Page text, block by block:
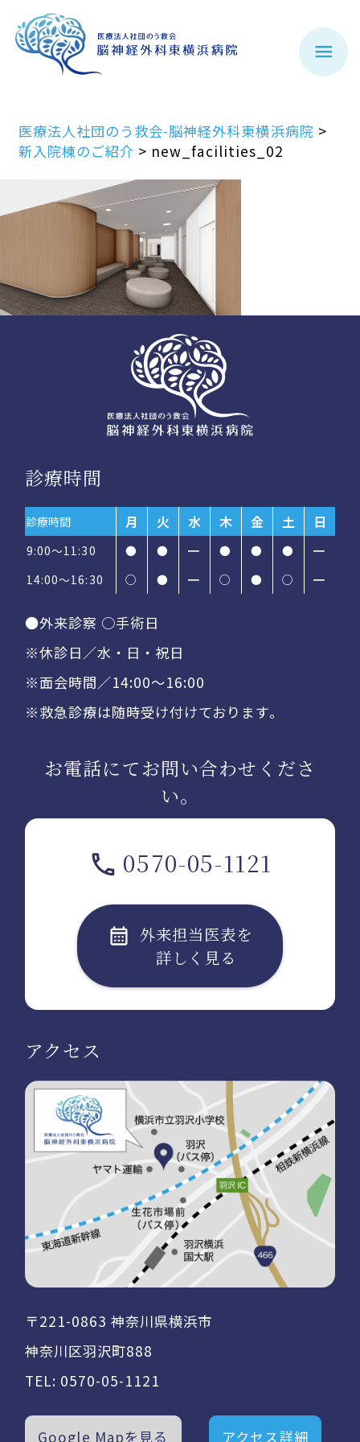
医療法人社団のう救会-脳神経外科東横浜病院 >
新入院棟のご紹介 > new_facilities_02
診療時間
診療時間 月 火 水 木 金 土 日
9:00～11:30 ● ● ━ ● ● ●
━
14:00〜16:30
○ ● ━ ○ ● ○ ━
●外来診察 ○手術日
※休診日／水・日・祝日
※面会時間／14:00〜16:00
※救急診療は随時受け付けております。
お電話にてお問い合わせくださ
い。
0570-05-1121
外来担当医表を
詳しく見る
アクセス
〒221-0863 神奈川県横浜市
神奈川区羽沢町888
TEL: 0570-05-1121
Google Mapを見る アクセス詳細